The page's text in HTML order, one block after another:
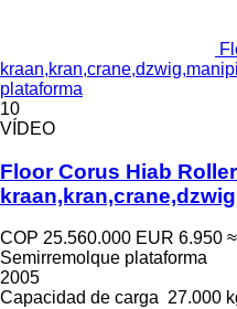
plataforma
10
VÍDEO
Floor Corus Hiab
COP 25.560.000 EUR 6.950
Semirremolque plataforma
2005
Capacidad de carga 27.000